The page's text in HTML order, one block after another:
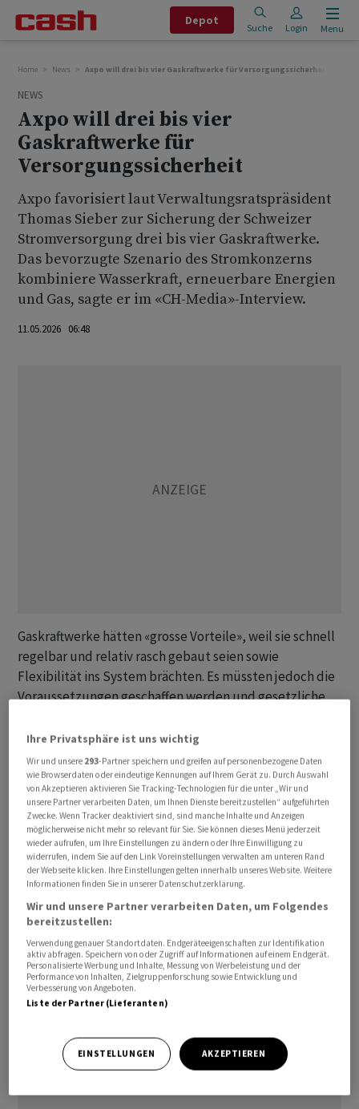
Depot
Suche Login Menu
Home News Axpo will drei bis vier Gaskraftwerke für Versorgungssicherheit
NEWS
Axpo will drei bis vier
Gaskraftwerke für
Versorgungssicherheit
Axpo favorisiert laut Verwaltungsratspräsident
Thomas Sieber zur Sicherung der Schweizer
Stromversorgung drei bis vier Gaskraftwerke.
Das bevorzugte Szenario des Stromkonzerns
kombiniere Wasserkraft, erneuerbare Energien
und Gas, sagte er im «CH-Media»-Interview.
11.05.2026 06:48
Gaskraftwerke hätten «grosse Vorteile», weil sie schnell
regelbar und relativ rasch gebaut seien sowie
Flexibilität ins System brächten. Es müssten jedoch die
Voraussetzungen geschaffen werden und gesetzliche
könnten.
Gleichzeitig bleibe der Weiterbetrieb bestehender
Kernkraftwerke zentral. «Das gibt uns Zeit für den
Ausbau anderer Kapazitäten und ist aus
volkswirtschaftlicher Sicht gleichzeitig die
kostengünstigste Option für Winterstrom in den
nächsten Jahren oder sogar Jahrzehnten», sagte Sieber
Für Gösgen und Leibstadt seien Laufzeiten von bis zu 80
Jahren denkbar. Bei Gösgen müsse bis 2029 entschieden
werden, ob das Werk weiterbetrieben oder wie geplant
vom Netz genommen werde.
Ihre Privatsphäre ist uns wichtig
Wir und unsere 293-Partner speichern und greifen auf personenbezogene Daten
wie Browserdaten oder eindeutige Kennungen auf Ihrem Gerät zu. Durch Auswahl
von Akzeptieren aktivieren Sie Tracking-Technologien für die unter „Wir und
unsere Partner verarbeiten Daten, um Ihnen Dienste bereitzustellen“ aufgeführten
Zwecke. Wenn Tracker deaktiviert sind, sind manche Inhalte und Anzeigen
möglicherweise nicht mehr so relevant für Sie. Sie können dieses Menü jederzeit
wieder aufrufen, um Ihre Einstellungen zu ändern oder Ihre Einwilligung zu
widerrufen, indem Sie auf den Link Voreinstellungen verwalten am unteren Rand
der Webseite klicken. Ihre Einstellungen gelten innerhalb unseres Website. Weitere
Informationen finden Sie in unserer Datenschutzerklärung.
Wir und unsere Partner verarbeiten Daten, um Folgendes
bereitzustellen:
Verwendung genauer Standortdaten. Endgeräteeigenschaften zur Identifikation
aktiv abfragen. Speichern von oder Zugriff auf Informationen auf einem Endgerät.
Personalisierte Werbung und Inhalte, Messung von Werbeleistung und der
Performance von Inhalten, Zielgruppenforschung sowie Entwicklung und
Verbesserung von Angeboten.
Liste der Partner (Lieferanten)
EINSTELLUNGEN AKZEPTIEREN